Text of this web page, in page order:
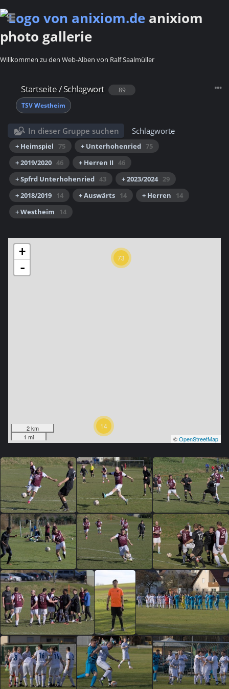
anixiom
photo gallerie
Willkommen zu den Web-Alben von Ralf Saalmüller
Startseite/Schlagwort
89
TSV Westheim
In dieser Gruppe suchen Schlagworte
+ Heimspiel 75 + Unterhohenried 75
+ 2019/2020 46 + Herren II 46
+ Spfrd Unterhohenried 43 + 2023/2024 29
+ 2018/2019 14 + Auswärts 14 + Herren
14
+ Westheim
14
73
14
+
-
2 km
1 mi
©OpenStreetMap